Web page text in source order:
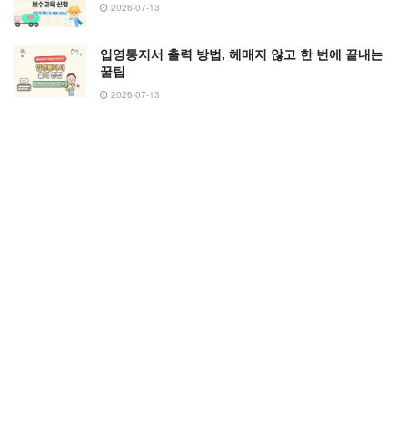
2026-07-13
입영통지서 출력 방법, 헤매지 않고 한 번에 끝내는
꿀팁
2026-07-13